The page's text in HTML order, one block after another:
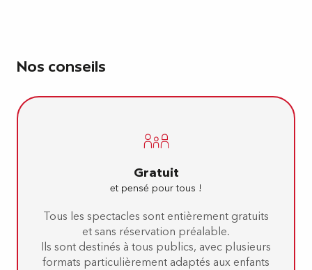
Nos conseils
Gratuit
et pensé pour tous !
Tous les spectacles sont entièrement gratuits
et sans réservation préalable.
Ils sont destinés à tous publics, avec plusieurs
formats particulièrement adaptés aux enfants